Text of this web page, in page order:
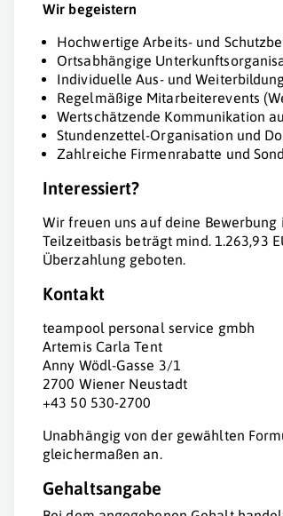
Wir begeistern
Hochwertige Arbeits- und
Ortsabhängige
Individuelle Aus- und
Regelmäßige Mitarbeiterevents
Wertschätzende Kommunikation
Stundenzettel-Organisation und
Zahlreiche Firmenrabatte und
Interessiert?
Wir freuen uns auf deine
Teilzeitbasis beträgt mind. 1.263,93
Überzahlung geboten.
Kontakt
teampool personal service gmbh
Artemis Carla Tent
Anny Wödl-Gasse 3/1
2700 Wiener Neustadt
+43 50 530-2700
Unabhängig von der gewählten
gleichermaßen an.
Gehaltsangabe